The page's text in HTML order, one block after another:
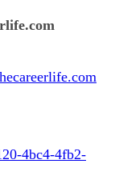
4bc4-4fb2-